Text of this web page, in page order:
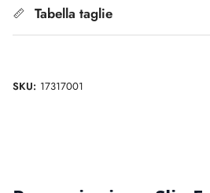
Tabella taglie
SKU: 17317001